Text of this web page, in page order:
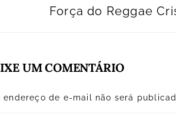
Força do Reggae
UM COMENTÁRIO
endereço de e-mail não será